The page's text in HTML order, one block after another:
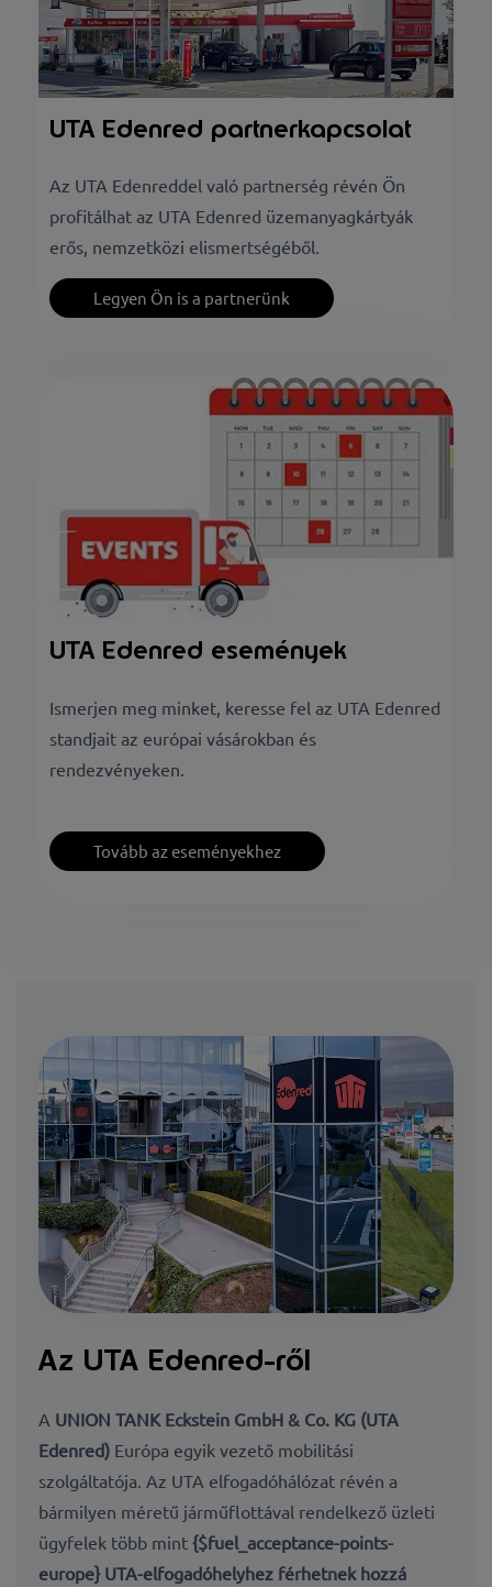
UTA Edenred partnerkapcsolat
Az UTA Edenreddel való partnerség révén Ön
profitálhat az UTA Edenred üzemanyagkártyák
erős, nemzetközi elismertségéből.
Legyen Ön is a partnerünk
UTA Edenred események
Ismerjen meg minket, keresse fel az UTA Edenred
standjait az európai vásárokban és
rendezvényeken.
Tovább az eseményekhez
Az UTA Edenred-ről
A UNION TANK Eckstein GmbH & Co. KG (UTA
Edenred)​​​​​​​ Európa egyik vezető mobilitási
szolgáltatója. Az UTA elfogadóhálózat révén a
bármilyen méretű járműflottával rendelkező üzleti
ügyfelek több mint {$fuel_acceptance-points-
europe} UTA-elfogadóhelyhez férhetnek hozzá